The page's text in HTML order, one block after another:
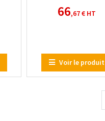
66,67 €HT
Voir le produit